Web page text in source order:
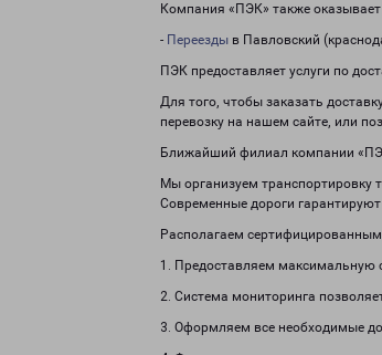
Компания «ПЭК» также оказывает
- Переезды в Павловский
ПЭК предоставляет услуги по
Для того, чтобы заказать
перевозку на нашем сайте, или
Ближайший филиал компании
Мы организуем транспортировку
Современные дороги
Располагаем
1. Предоставляем максимальную
2. Система мониторинга
3. Оформляем все необходимые